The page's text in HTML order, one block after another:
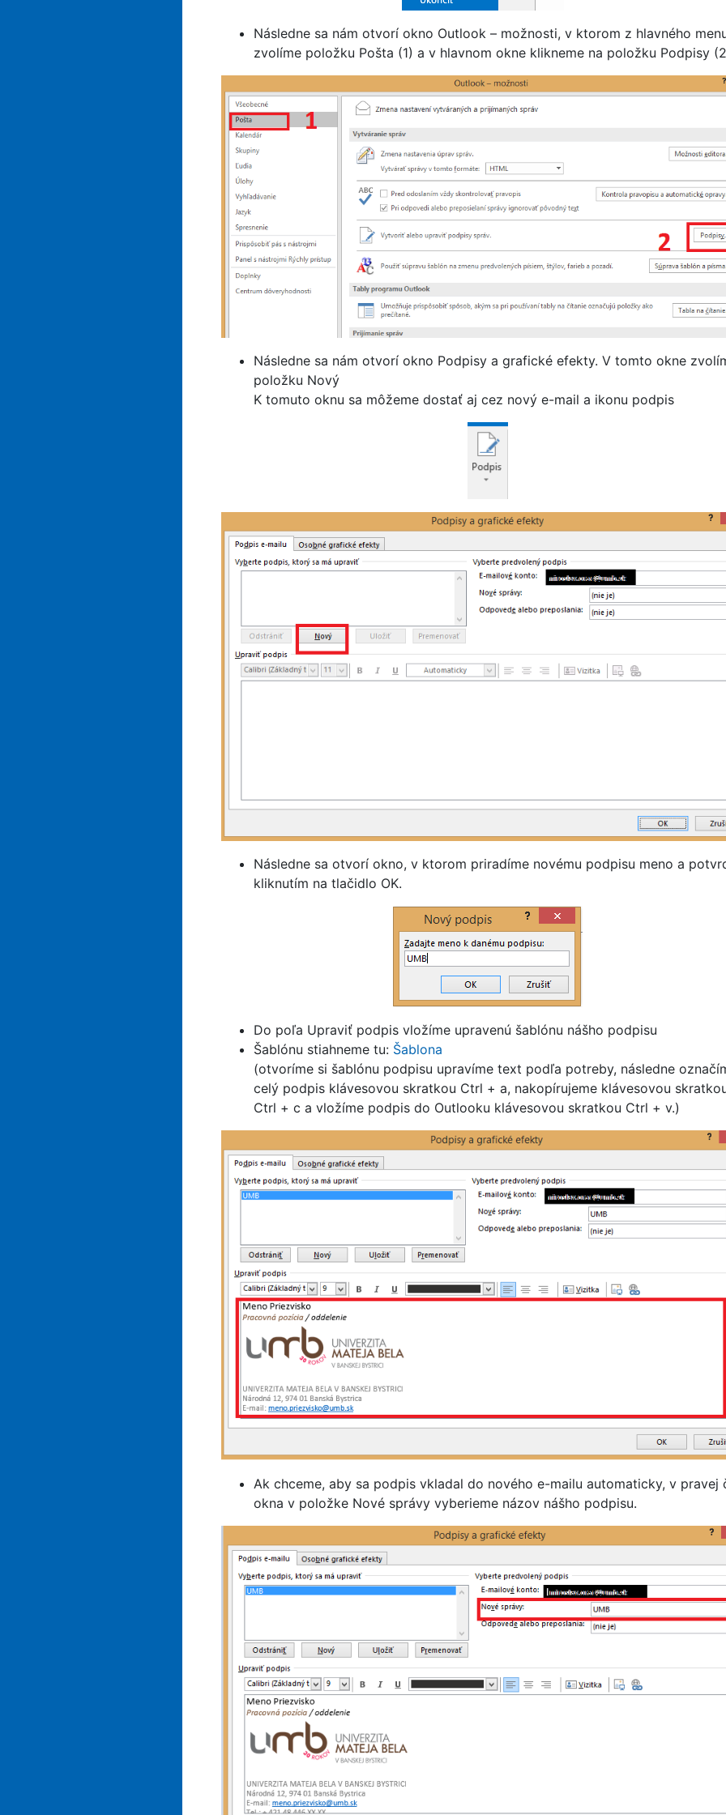
Následne sa nám otvorí okno Outlook – možnosti, v ktorom z hlavného
zvolíme položku Pošta (1) a v hlavnom okne klikneme na položku Podpisy
Následne sa nám otvorí okno Podpisy a grafické efekty. V tomto okne
položku Nový
K tomuto oknu sa môžeme dostať aj cez nový e-mail a ikonu podpis
Následne sa otvorí okno, v ktorom priradíme novému podpisu meno a
kliknutím na tlačidlo OK.
Do poľa Upraviť podpis vložíme upravenú šablónu nášho podpisu
Šablónu stiahneme tu: Šablona
(otvoríme si šablónu podpisu upravíme text podľa potreby, následne
celý podpis klávesovou skratkou Ctrl + a, nakopírujeme klávesovou
Ctrl + c a vložíme podpis do Outlooku klávesovou skratkou Ctrl + v.)
Ak chceme, aby sa podpis vkladal do nového e-mailu automaticky, v pravej
okna v položke Nové správy vyberieme názov nášho podpisu.